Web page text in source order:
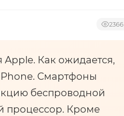
2366
Как ожидается,
Смартфоны
беспроводной
процессор. Кроме